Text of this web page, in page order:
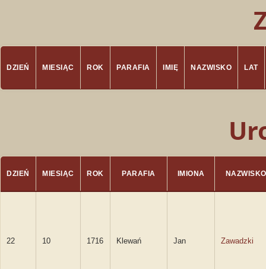
DZIEŃ MIESIĄC ROK PARAFIA IMIĘ NAZWISKO LAT
DZIEŃ MIESIĄC ROK PARAFIA IMIONA NAZWISKO
22 10 1716 Klewań Jan Zawadzki